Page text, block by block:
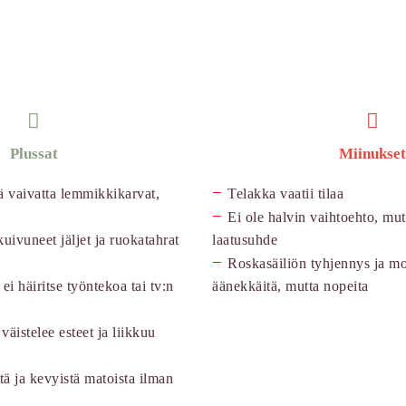
Plussat
vaivatta lemmikkikarvat,
jäljet ja ruokatahrat
häiritse työntekoa tai tv:n
esteet ja liikkuu
ja kevyistä matoista ilman
Miinukset
− Telakka vaatii tilaa
− Ei ole halvin vaihtoehto,
laatusuhde
− Roskasäiliön tyhjennys ja
äänekkäitä, mutta nopeita